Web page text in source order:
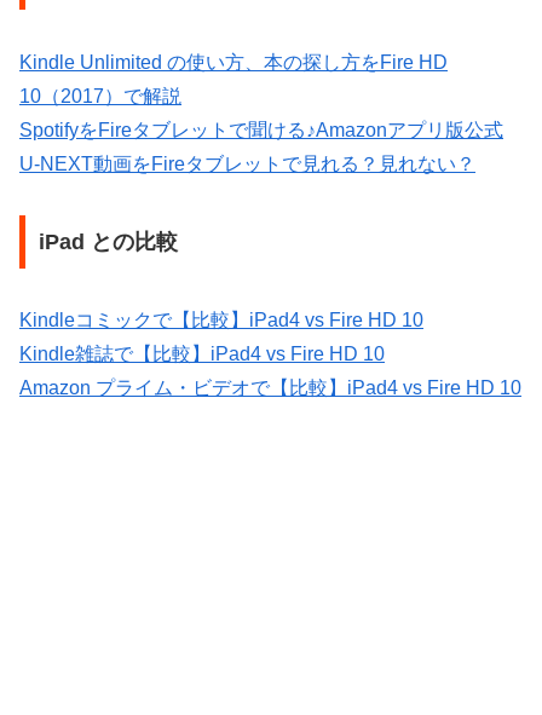
Kindle Unlimited の使い方、本の探し方をFire HD
10（2017）で解説
SpotifyをFireタブレットで聞ける♪Amazonアプリ版公式
U-NEXT動画をFireタブレットで見れる？見れない？
iPad との比較
Kindleコミックで【比較】iPad4 vs Fire HD 10
Kindle雑誌で【比較】iPad4 vs Fire HD 10
Amazon プライム・ビデオで【比較】iPad4 vs Fire HD 10